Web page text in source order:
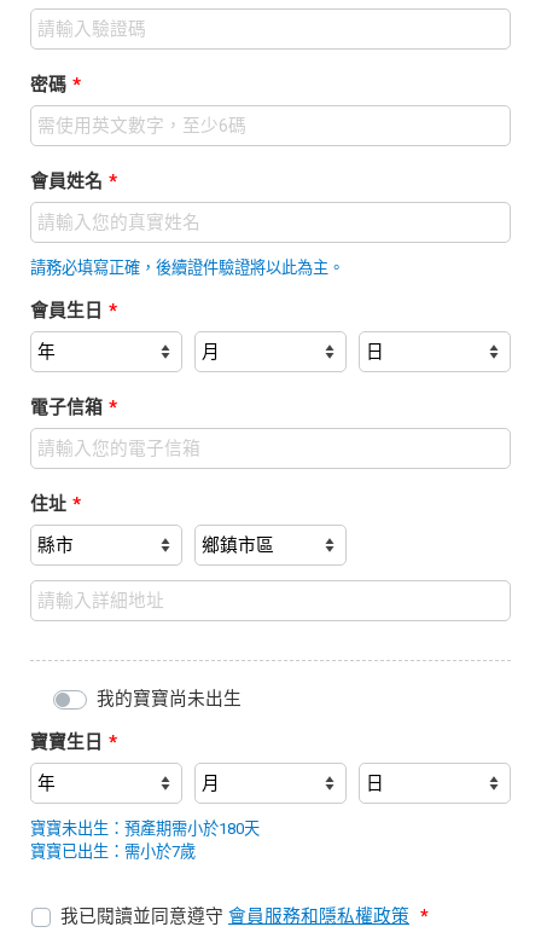
密碼 *
會員姓名 *
請務必填寫正確，後續證件驗證將以此為主。
會員生日 *
電子信箱 *
住址 *
我的寶寶尚未出生
寶寶生日 *
寶寶未出生：預產期需小於180天
寶寶已出生：需小於7歲
我已閱讀並同意遵守 會員服務和隱私權政策 *